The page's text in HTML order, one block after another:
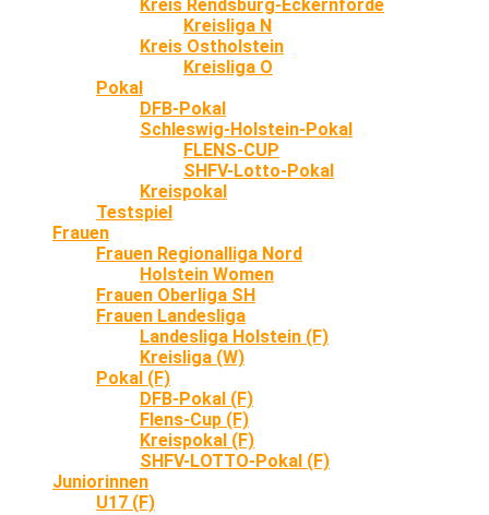
Kreis Rendsburg-Eckernförde
Kreisliga N
Kreis Ostholstein
Kreisliga O
Pokal
DFB-Pokal
Schleswig-Holstein-Pokal
FLENS-CUP
SHFV-Lotto-Pokal
Kreispokal
Testspiel
Frauen
Frauen Regionalliga Nord
Holstein Women
Frauen Oberliga SH
Frauen Landesliga
Landesliga Holstein (F)
Kreisliga (W)
Pokal (F)
DFB-Pokal (F)
Flens-Cup (F)
Kreispokal (F)
SHFV-LOTTO-Pokal (F)
Juniorinnen
U17 (F)